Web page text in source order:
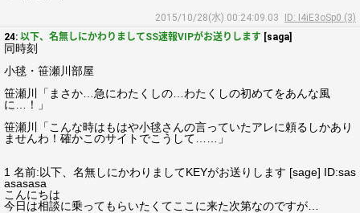
2015/10/28(水) 00:24:09.03
ID: I4iE3oSp0 (3)
24: 以下、名無しにかわりましてSS速報VIPがお送りします [saga]
同時刻
小毬・笹瀬川部屋
笹瀬川「まさか…急にわたくしの…わたくしの初めてをあんな風
に…！」
笹瀬川「こんな時はもはや小毬さんの言っていたアレに頼るしかあり
ませんわ！確かこのサイトでこうして……」
1 名前:以下、名無しにかわりましてKEYがお送りします [sage] ID:sas
asasasa
こんにちは
今日は相談に乗ってもらいたくてここに来た次第なのですが…